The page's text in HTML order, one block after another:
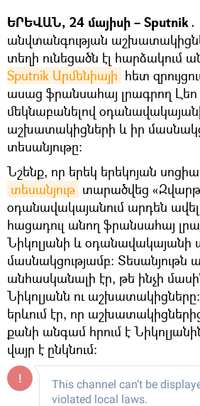
ԵՐԵՎԱՆ, 24 մայիսի – Sputnik․
անվտանգության
տեղի ունեցածն էլ հարձակում
Sputnik Արմենիայի հետ
ասաց ֆրանսահայ լրագրող Լեո
մեկնաբանելով
աշխատակիցների և իր
տեսանյութը։
Նշենք, որ երեկ երեկոյան
տեսանյութ տարածվեց
օդանավակայանում արդեն
հացադուլ անող ֆրանսահայ
Նիկոլյանի և
մասնակցությամբ։ Տեսանյութն
անհասկանալի էր, թե ինչի
Նիկոլյանն ու
երևում էր, որ
քանի անգամ հրում է
վայր է ընկնում։